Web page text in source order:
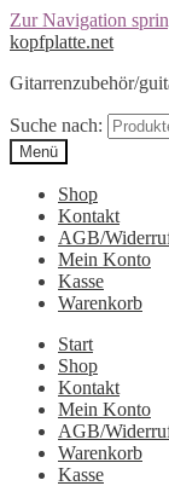
Zur Navigation
kopfplatte.net
Gitarrenzubehör/
Suche nach:
Menü
Shop
Kontakt
AGB/
Mein Konto
Kasse
Warenkorb
Start
Shop
Kontakt
Mein Konto
AGB/
Warenkorb
Kasse